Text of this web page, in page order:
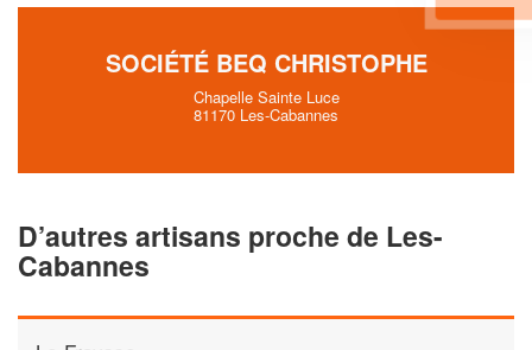
SOCIÉTÉ BEQ CHRISTOPHE
Chapelle Sainte Luce
81170 Les-Cabannes
D’autres artisans proche de Les-
Cabannes